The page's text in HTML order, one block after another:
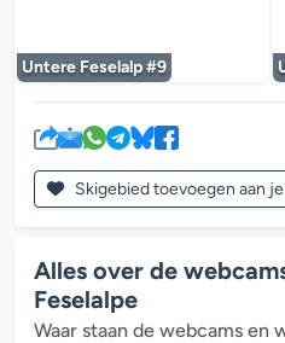
Untere Feselalp #9
Skigebied toevoegen aan
Alles over de
Feselalpe
Waar staan de webcams en